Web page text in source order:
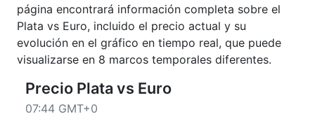
página encontrará información completa sobre el
Plata vs Euro, incluido el precio actual y su
evolución en el gráfico en tiempo real, que puede
visualizarse en 8 marcos temporales diferentes.
Precio Plata vs Euro
07:45 GMT+0